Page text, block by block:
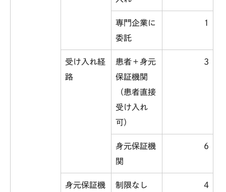
専門企業に
委託
1
受け入れ経
路
患者＋身元
保証機関
（患者直接
受け入れ
可）
3
身元保証機
関
6
身元保証機
制限なし 4